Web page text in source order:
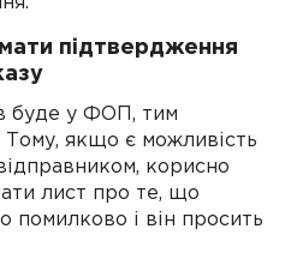
підтвердження
буде у ФОП, тим
Тому, якщо є можливість
корисно
лист про те, що
помилково і він просить